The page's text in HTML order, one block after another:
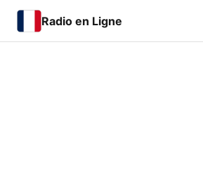
Radio en Ligne